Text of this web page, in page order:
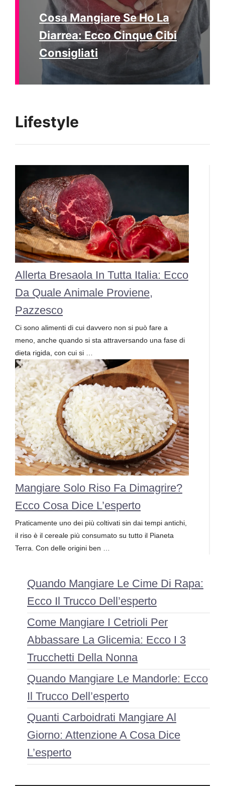
Cosa Mangiare Se Ho La
Diarrea: Ecco Cinque Cibi
Consigliati
Lifestyle
Allerta Bresaola In Tutta Italia: Ecco
Da Quale Animale Proviene,
Pazzesco
Ci sono alimenti di cui davvero non si può fare a
meno, anche quando si sta attraversando una fase di
dieta rigida, con cui si …
Mangiare Solo Riso Fa Dimagrire?
Ecco Cosa Dice L’esperto
Praticamente uno dei più coltivati sin dai tempi antichi,
il riso è il cereale più consumato su tutto il Pianeta
Terra. Con delle origini ben …
Quando Mangiare Le Cime Di Rapa:
Ecco Il Trucco Dell’esperto
Come Mangiare I Cetrioli Per
Abbassare La Glicemia: Ecco I 3
Trucchetti Della Nonna
Quando Mangiare Le Mandorle: Ecco
Il Trucco Dell’esperto
Quanti Carboidrati Mangiare Al
Giorno: Attenzione A Cosa Dice
L’esperto